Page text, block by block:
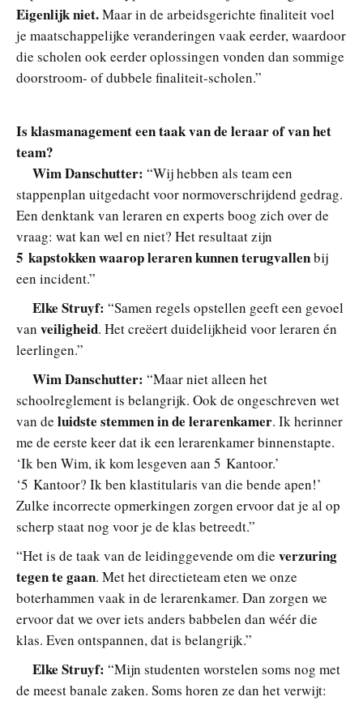
Eigenlijk niet.Maar in de arbeidsgerichte finaliteit voel
je maatschappelijke veranderingen vaak eerder, waardoor
die scholen ook eerder oplossingen vonden dan sommige
doorstroom- of dubbele finaliteit-scholen.”
Is klasmanagement een taak van de leraar of van het
team?
Wim Danschutter: “Wij hebben als team een
stappenplan uitgedacht voor normoverschrijdend gedrag.
Een denktank van leraren en experts boog zich over de
vraag: wat kan wel en niet? Het resultaat zijn
5 kapstokken waarop leraren kunnen terugvallenbij
een incident.”
Elke Struyf: “Samen regels opstellen geeft een gevoel
van veiligheid. Het creëert duidelijkheid voor leraren én
leerlingen.”
Wim Danschutter: “Maar niet alleen het
schoolreglement is belangrijk. Ook de ongeschreven wet
van de luidste stemmen in de lerarenkamer. Ik herinner
me de eerste keer dat ik een lerarenkamer binnenstapte.
‘Ik ben Wim, ik kom lesgeven aan 5 Kantoor.’
‘5 Kantoor? Ik ben klastitularis van die bende apen!’
Zulke incorrecte opmerkingen zorgen ervoor dat je al op
scherp staat nog voor je de klas betreedt.”
“Het is de taak van de leidinggevende om die verzuring
tegen te gaan. Met het directieteam eten we onze
boterhammen vaak in de lerarenkamer. Dan zorgen we
ervoor dat we over iets anders babbelen dan wéér die
klas. Even ontspannen, dat is belangrijk.”
Elke Struyf: “Mijn studenten worstelen soms nog met
de meest banale zaken. Soms horen ze dan het verwijt: